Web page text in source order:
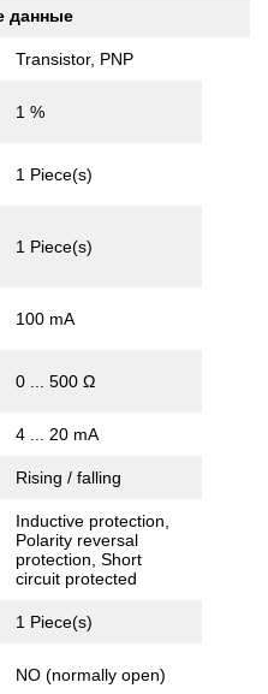
данные
Transistor, PNP
1 %
1 Piece(s)
1 Piece(s)
100 mA
0 ... 500 Ω
4 ... 20 mA
Rising / falling
Inductive protection,
Polarity reversal
protection, Short
circuit protected
1 Piece(s)
NO (normally open)